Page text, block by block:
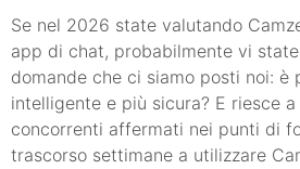
Se nel 2026 state valutando
app di chat, probabilmente vi
domande che ci siamo posti noi: è
intelligente e più sicura? E riesce
concorrenti affermati nei punti di
trascorso settimane a utilizzare